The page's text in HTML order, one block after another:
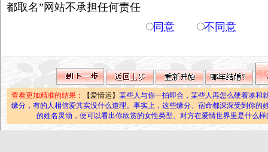
都取名”网站不承担任何责任
同意 不同意
查看更加精准的结果： 【爱情运】某些人与你一拍即合，某些人再怎么硬着凑和
缘分，有的人相信爱其实没什么道理。事实上，这些缘分、宿命都深深受到你的
的姓名灵动，便可以看出你欣赏的女性类型、对方在爱情世界里是什么